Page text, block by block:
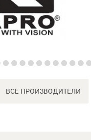
ВСЕ ПРОИЗВОДИТЕЛИ